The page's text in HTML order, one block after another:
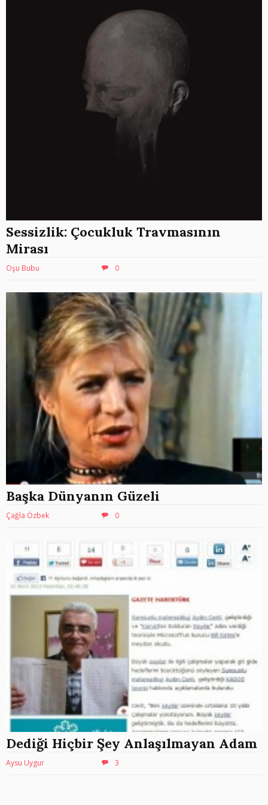
Sessizlik: Çocukluk Travmasının
Mirası
Oşu Bubu 0
Başka Dünyanın Güzeli
Çağla Özbek 0
Dediği Hiçbir Şey Anlaşılmayan Adam
Aysu Uygur 3